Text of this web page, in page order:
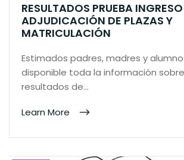
RESULTADOS PRUEBA INGRESO
ADJUDICACIÓN DE PLAZAS Y
MATRICULACIÓN
Estimados padres, madres y
disponible toda la información
resultados de…
Learn More